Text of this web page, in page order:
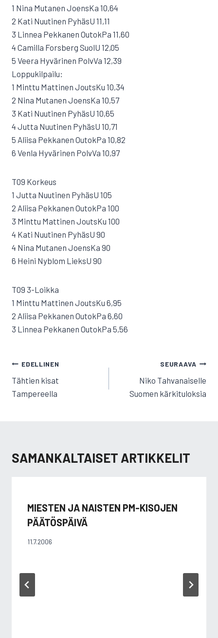
1 Nina Mutanen JoensKa 10,64
2 Kati Nuutinen PyhäsU 11,11
3 Linnea Pekkanen OutokPa 11,60
4 Camilla Forsberg SuolU 12,05
5 Veera Hyvärinen PolvVa 12,39
Loppukilpailu:
1 Minttu Mattinen JoutsKu 10,34
2 Nina Mutanen JoensKa 10,57
3 Kati Nuutinen PyhäsU 10,65
4 Jutta Nuutinen PyhäsU 10,71
5 Aliisa Pekkanen OutokPa 10,82
6 Venla Hyvärinen PolvVa 10,97
T09 Korkeus
1 Jutta Nuutinen PyhäsU 105
2 Aliisa Pekkanen OutokPa 100
3 Minttu Mattinen JoutsKu 100
4 Kati Nuutinen PyhäsU 90
4 Nina Mutanen JoensKa 90
6 Heini Nyblom LieksU 90
T09 3-Loikka
1 Minttu Mattinen JoutsKu 6,95
2 Aliisa Pekkanen OutokPa 6,60
3 Linnea Pekkanen OutokPa 5,56
ARTIKKELIEN
SELAUS
EDELLINEN
Tähtien kisat
Tampereella
SEURAAVA
Niko Tahvanaiselle
Suomen kärkituloksia
SAMANKALTAISET ARTIKKELIT
MIESTEN JA NAISTEN PM-KISOJEN
PÄÄTÖSPÄIVÄ
11.7.2006